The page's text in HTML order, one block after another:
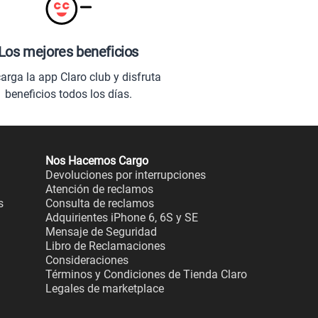
mejores beneficios
la app Claro club y disfruta
beneficios todos los días.
Nos Hacemos Cargo
Devoluciones por interrupciones
Atención de reclamos
Consulta de reclamos
Adquirientes iPhone 6, 6S y SE
Mensaje de Seguridad
Libro de Reclamaciones
Consideraciones
Términos y Condiciones de Tienda Claro
Legales de marketplace